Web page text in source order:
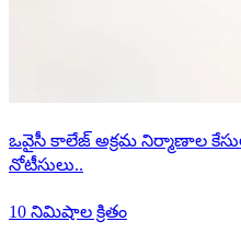
ఒవైసీ కాలేజ్ అక్రమ నిర్మాణాల
నోటీసులు..
10 నిమిషాల క్రితం